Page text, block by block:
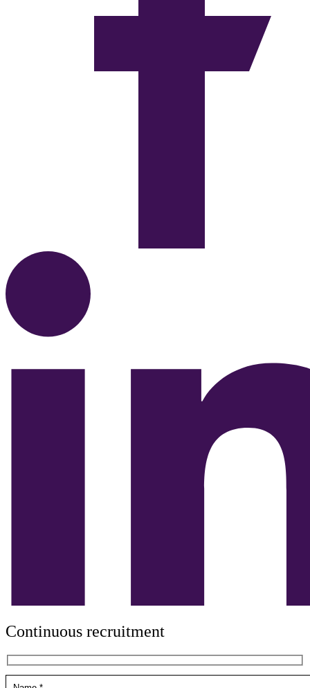
Continuous recruitment